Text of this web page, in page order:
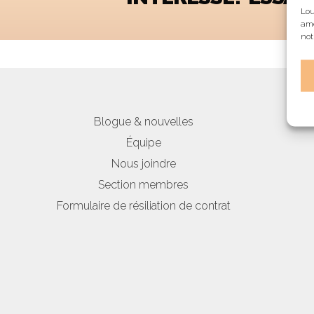
Blogue & nouvelles
Équipe
Nous joindre
Section membres
Formulaire de résiliation de contrat